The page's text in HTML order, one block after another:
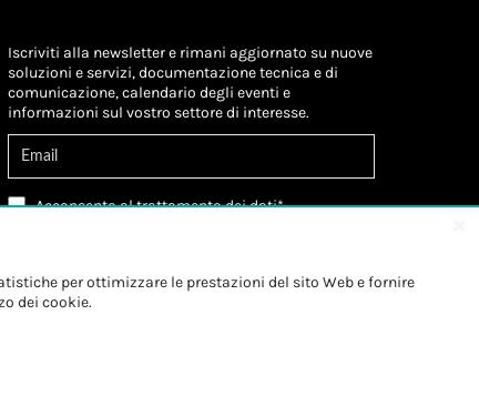
Iscriviti alla newsletter e rimani aggiornato su nuove
soluzioni e servizi, documentazione tecnica e di
comunicazione, calendario degli eventi e
informazioni sul vostro settore di interesse.
Acconsento altrattamento dei dati*
miei dati personali a fini dimarketing*
per ottimizzare le prestazioni del sito Web e fornire
dei cookie.